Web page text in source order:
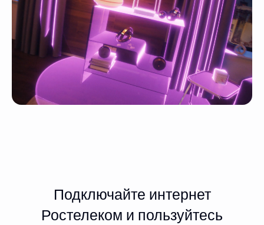
Подключайте интернет
Ростелеком и пользуйтесь